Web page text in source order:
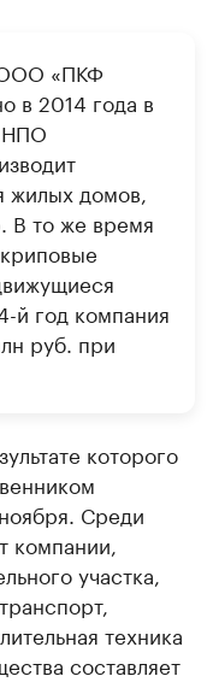
«ПКФ
в 2014 года в
НПО
жилых домов,
В то же время
й год компания
руб. при
которого
Среди
компании,
участка,
техника
составляет